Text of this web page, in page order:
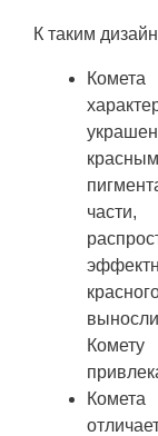
К таким
Комета